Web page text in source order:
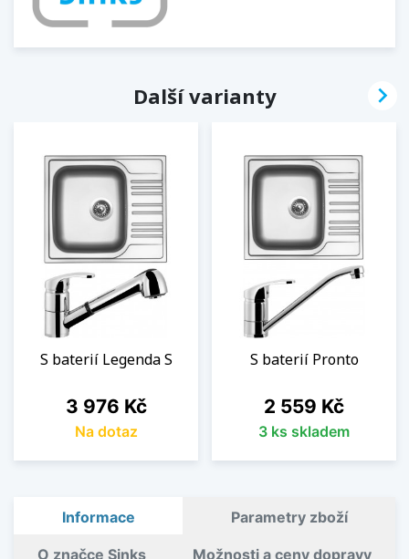
Další varianty
S baterií Legenda S
Cena
3 976 Kč
Na dotaz
S baterií Pronto
Cena
2 559 Kč
3 ks skladem

Informace Parametry zboží
O značce Sinks Možnosti a ceny dopravy